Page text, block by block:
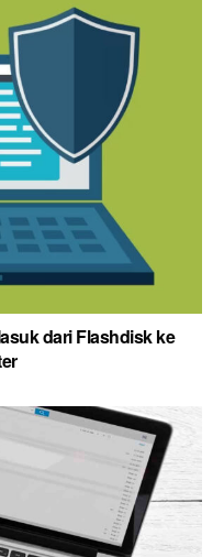
dari Flashdisk ke